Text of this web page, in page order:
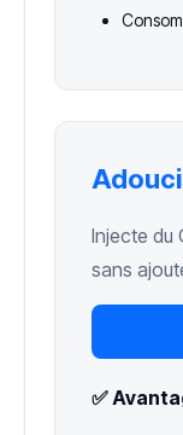
Injecte du
sans
✅